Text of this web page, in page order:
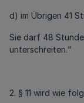
d) im Übrigen 41
Sie darf 48
unterschreiten.“
2. § 11 wird wie